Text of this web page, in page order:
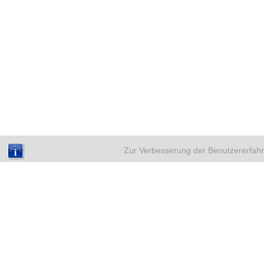
Zur Verbesserung der